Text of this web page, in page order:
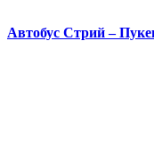
Автобус Стрий –